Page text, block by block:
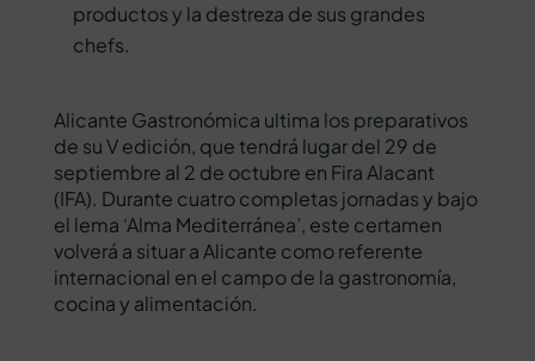
productos y la destreza de sus grandes
chefs.
Alicante Gastronómica ultima los preparativos
de su V edición, que tendrá lugar del 29 de
septiembre al 2 de octubre en Fira Alacant
(IFA). Durante cuatro completas jornadas y bajo
el lema ‘Alma Mediterránea’, este certamen
volverá a situar a Alicante como referente
internacional en el campo de la gastronomía,
cocina y alimentación.